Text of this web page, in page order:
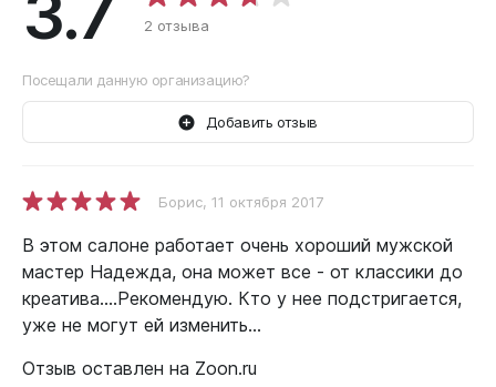
2 отзыва
Посещали данную организацию?
Добавить отзыв
Борис, 11 октября 2017
В этом салоне работает очень хороший мужской
мастер Надежда, она может все - от классики до
креатива....Рекомендую. Кто у нее подстригается,
уже не могут ей изменить...
Отзыв оставлен на Zoon.ru